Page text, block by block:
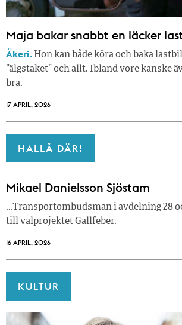
Maja bakar snabbt en läcker
Åkeri. Hon kan både köra och baka
”älgstaket” och allt. Ibland vore kanske
bra.
17 APRIL, 2026
HALLÅ DÄR!
Mikael Danielsson Sjöstam
…Transportombudsman i avdelning 28
till valprojektet Gallfeber.
16 APRIL, 2026
KULTUR